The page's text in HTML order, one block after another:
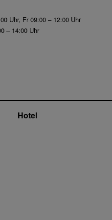
Uhr, Fr 09:00 – 12:00 Uhr
– 14:00 Uhr
Hotel